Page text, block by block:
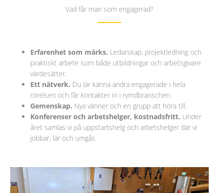
Vad får man som engagerad?
Erfarenhet som märks. Ledarskap, projektledning och
praktiskt arbete som både utbildningar och arbetsgivare
värdesätter.
Ett nätverk. Du lär känna andra engagerade i hela
rörelsen och får kontakter in i rymdbranschen.
Gemenskap. Nya vänner och en grupp att höra till.
Konferenser och arbetshelger, kostnadsfritt. Under
året samlas vi på uppstartshelg och arbetshelger där vi
jobbar, lär och umgås.